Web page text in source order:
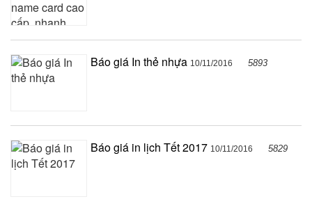
Báo giá In thẻ nhựa 10/11/2016 5893
Báo giá in lịch Tết 2017 10/11/2016 5829